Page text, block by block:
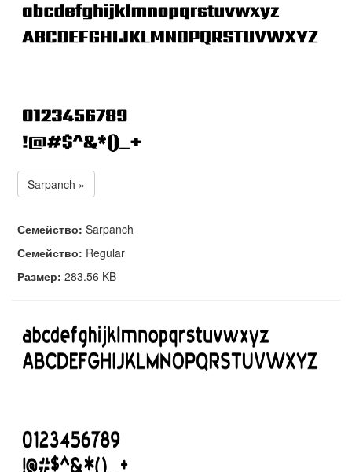
Sarpanch »
Семейство: Sarpanch
Семейство: Regular
Размер: 283.56 KB